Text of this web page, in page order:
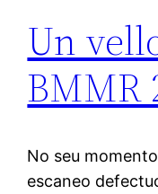
Un
BMMR
No seu
escaneo